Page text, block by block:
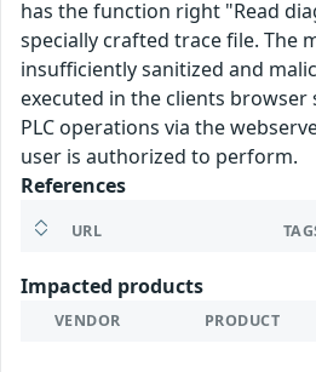
has the function right "Read
specially crafted trace file. The
insufficiently sanitized and
executed in the clients
PLC operations via the
user is authorized to perform.
References
URL
Impacted products
VENDOR PRODUCT